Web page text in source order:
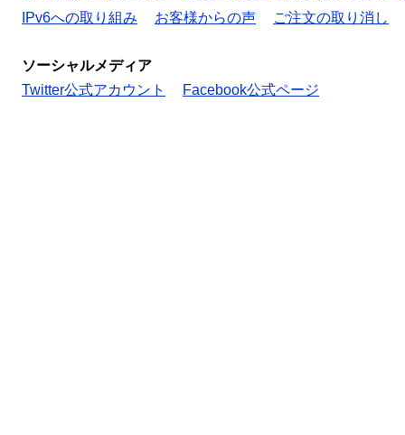
IPv6への取り組み
お客様からの声 ご注文の取り消し
ソーシャルメディア
Twitter公式アカウント
Facebook公式ページ